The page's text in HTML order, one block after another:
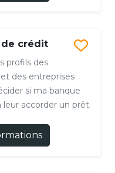
crédit
profils des
des entreprises
si ma banque
leur accorder un prêt.